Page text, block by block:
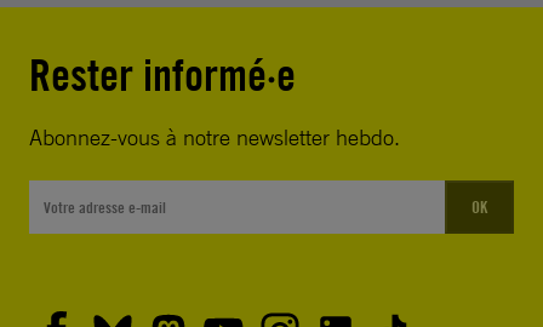
Rester informé·e
Abonnez-vous à notre newsletter hebdo.
OK